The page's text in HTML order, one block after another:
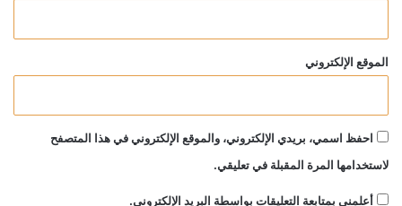
الموقع الإلكتروني
احفظ اسمي، بريدي الإلكتروني، والموقع الإلكتروني في هذا المتصفح
لاستخدامها المرة المقبلة في تعليقي.
أعلمني بمتابعة التعليقات بواسطة البريد الإلكتروني.